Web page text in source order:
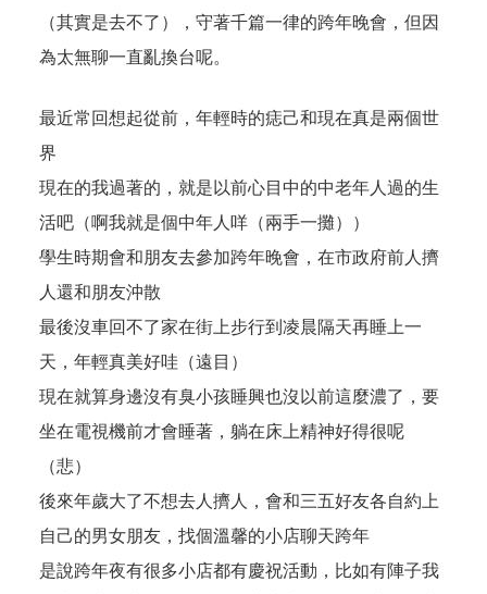
（其實是去不了），守著千篇一律的跨年晚會，但因
為太無聊一直亂換台呢。
最近常回想起從前，年輕時的痣己和現在真是兩個世
界
現在的我過著的，就是以前心目中的中老年人過的生
活吧（啊我就是個中年人咩（兩手一攤））
學生時期會和朋友去參加跨年晚會，在市政府前人擠
人還和朋友沖散
最後沒車回不了家在街上步行到凌晨隔天再睡上一
天，年輕真美好哇（遠目）
現在就算身邊沒有臭小孩睡興也沒以前這麼濃了，要
坐在電視機前才會睡著，躺在床上精神好得很呢
（悲）
後來年歲大了不想去人擠人，會和三五好友各自約上
自己的男女朋友，找個溫馨的小店聊天跨年
是說跨年夜有很多小店都有慶祝活動，比如有陣子我